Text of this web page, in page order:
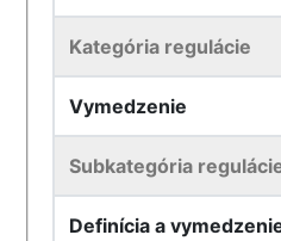
Kategória regulácie
Vymedzenie
Subkategória
Definícia a